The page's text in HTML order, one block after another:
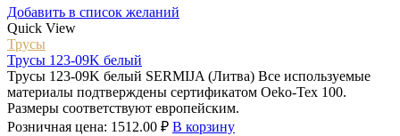
Добавить в список желаний
Quick View
Трусы
Трусы 123-09K белый
Трусы 123-09K белый SERMIJA (Литва) Все используемые
материалы подтверждены сертификатом Oeko-Tex 100.
Размеры соответствуют европейским.
Розничная цена: 1512.00 ₽ В корзину